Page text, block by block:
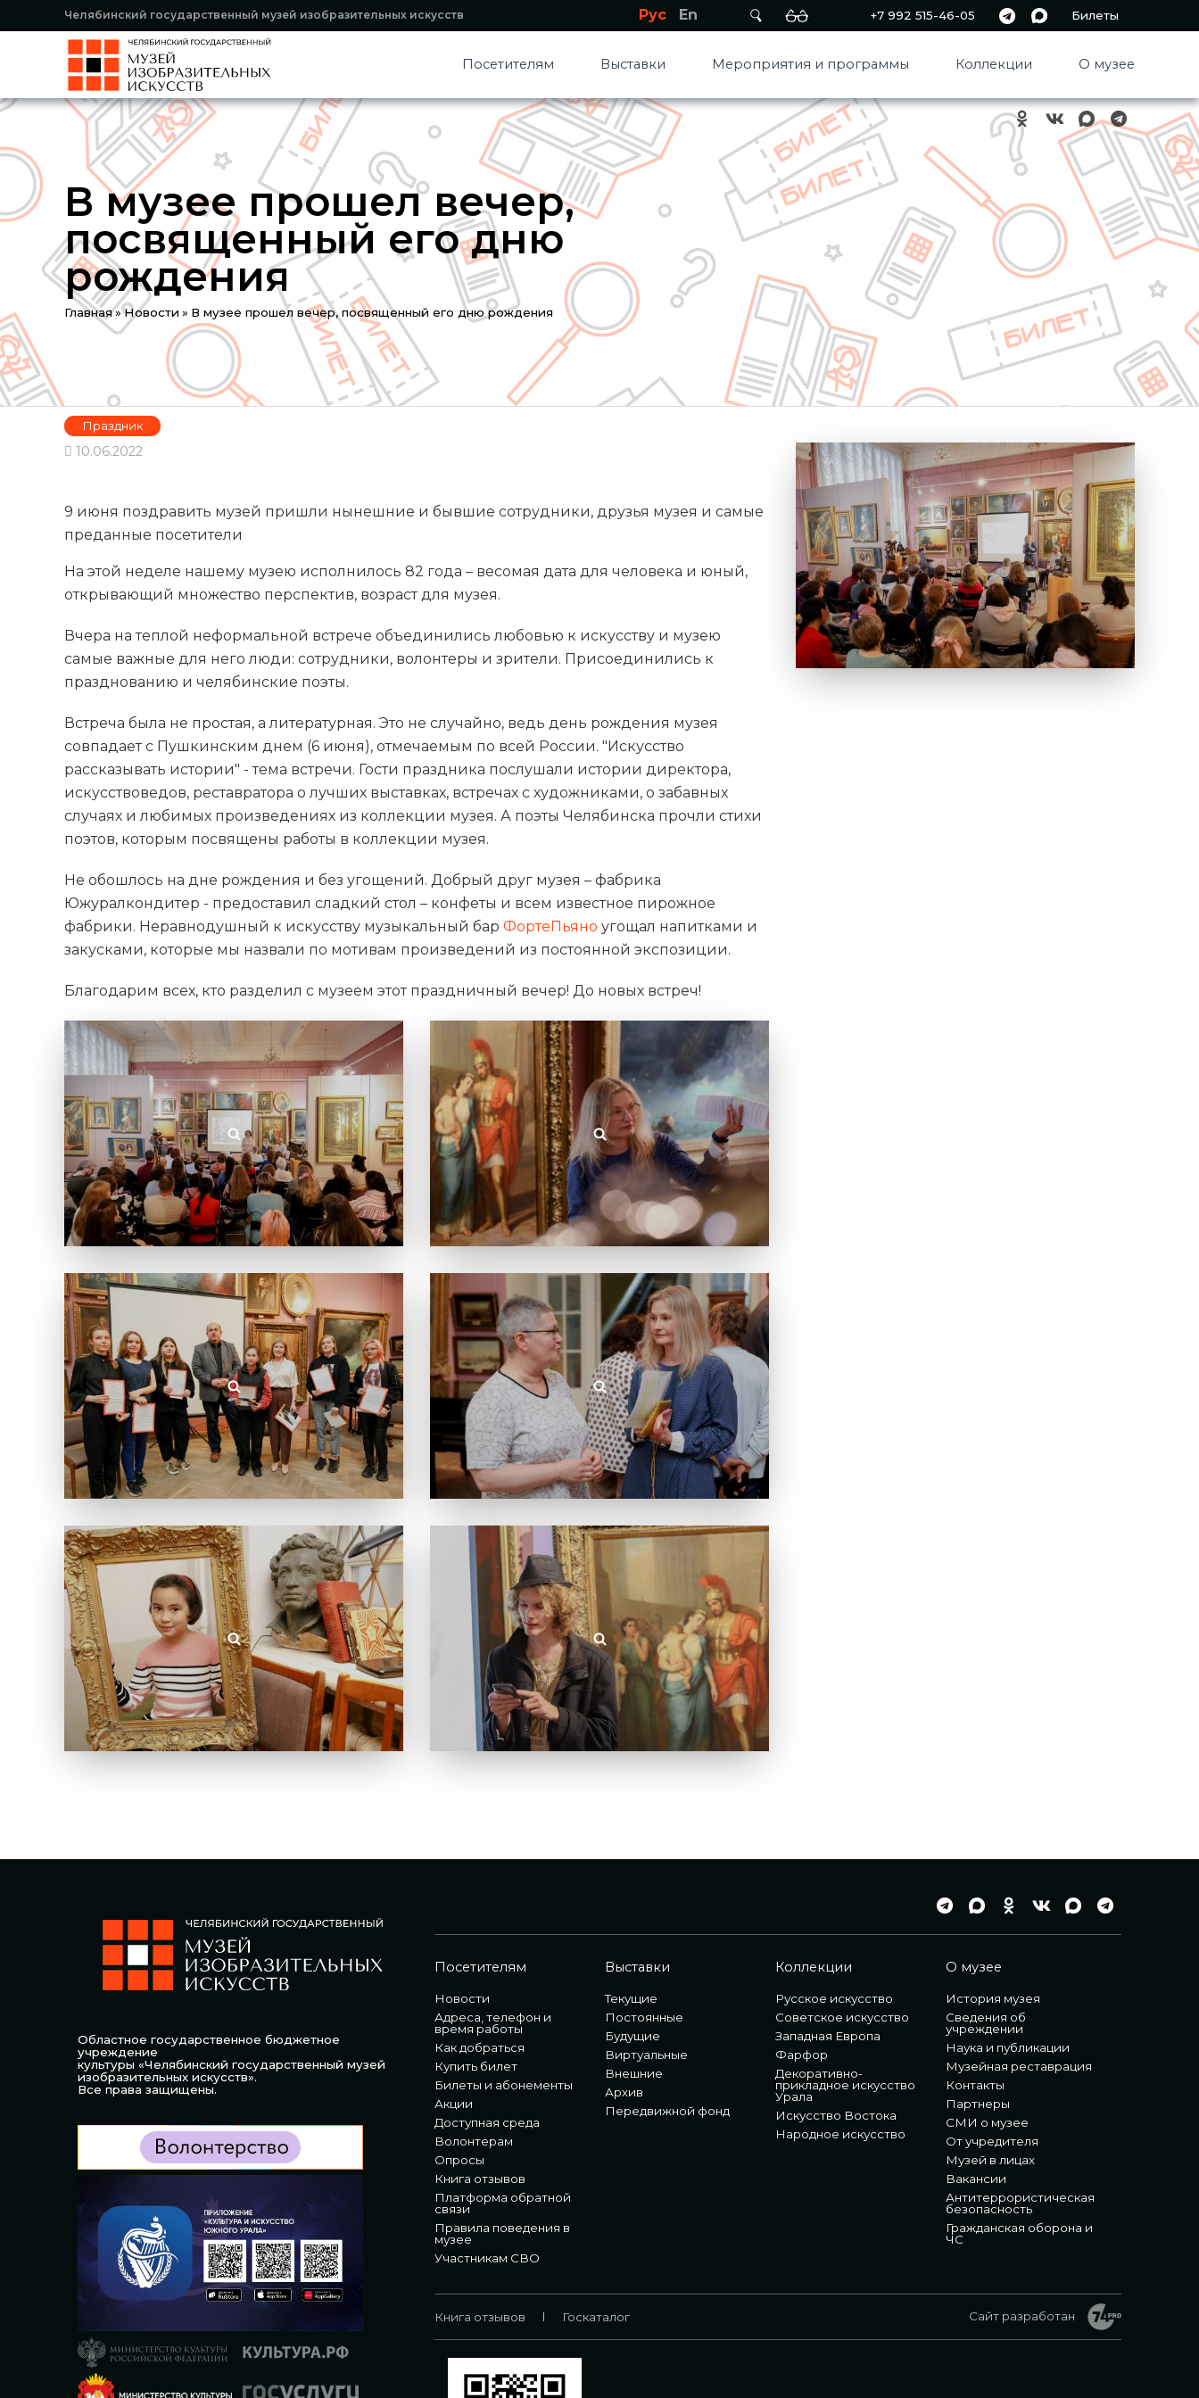
Челябинский государственный музей изобразительных искусств +7 992 515-46-05 Билеты
Рус En
Посетителям Выставки Мероприятия и программы Коллекции О музее
В музее прошел вечер,
посвященный его дню
рождения
Вы
здесь
Главная» Новости » В музее прошел вечер, посвященный его дню рождения
10.06.2022
Праздник
9 июня поздравить музей пришли нынешние и бывшие сотрудники, друзья музея и самые
преданные посетители
На этой неделе нашему музею исполнилось 82 года – весомая дата для человека и юный,
открывающий множество перспектив, возраст для музея.
Вчера на теплой неформальной встрече объединились любовью к искусству и музею
самые важные для него люди: сотрудники, волонтеры и зрители. Присоединились к
празднованию и челябинские поэты.
Встреча была не простая, а литературная. Это не случайно, ведь день рождения музея
совпадает с Пушкинским днем (6 июня), отмечаемым по всей России. "Искусство
рассказывать истории" - тема встречи. Гости праздника послушали истории директора,
искусствоведов, реставратора о лучших выставках, встречах с художниками, о забавных
случаях и любимых произведениях из коллекции музея. А поэты Челябинска прочли стихи
поэтов, которым посвящены работы в коллекции музея.
Не обошлось на дне рождения и без угощений. Добрый друг музея – фабрика
Южуралкондитер - предоставил сладкий стол – конфеты и всем известное пирожное
фабрики. Неравнодушный к искусству музыкальный бар ФортеПьяно угощал напитками и
закусками, которые мы назвали по мотивам произведений из постоянной экспозиции.
Благодарим всех, кто разделил с музеем этот праздничный вечер! До новых встреч!
Областное государственное бюджетное
учреждение
культуры «Челябинский государственный музей
изобразительных искусств».
Все права защищены.
Посетителям
Новости
Адреса, телефон и
время работы
Как добраться
Купить билет
Билеты и абонементы
Акции
Доступная среда
Волонтерам
Опросы
Книга отзывов
Платформа обратной
связи
Правила поведения в
музее
Участникам СВО
Выставки
Текущие
Постоянные
Будущие
Виртуальные
Внешние
Архив
Передвижной фонд
Коллекции
Русское искусство
Советское искусство
Западная Европа
Фарфор
Декоративно-
прикладное искусство
Урала
Искусство Востока
Народное искусство
О музее
История музея
Сведения об
учреждении
Наука и публикации
Музейная реставрация
Контакты
Партнеры
СМИ о музее
От учредителя
Музей в лицах
Вакансии
Антитеррористическая
безопасность
Гражданская оборона и
ЧС
Сайт разработан
Книга отзывов Госкаталог